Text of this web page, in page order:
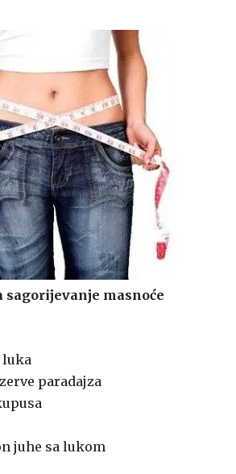
sagorijevanje masnoće
luka
paradajza
juhe sa lukom